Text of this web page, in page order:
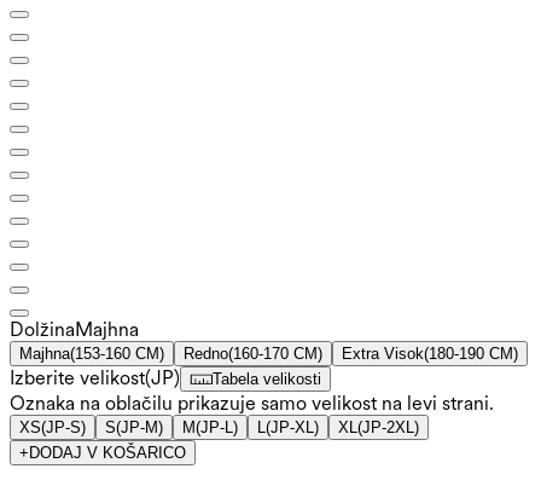
DolžinaMajhna
Majhna(153-160 CM) Redno(160-170 CM) Extra Visok(180-190 CM)
Izberite velikost(JP) Tabela velikosti
Oznaka na oblačilu prikazuje samo velikost na levi strani.
XS(JP-S) S(JP-M) M(JP-L) L(JP-XL) XL(JP-2XL)
+ DODAJ V KOŠARICO